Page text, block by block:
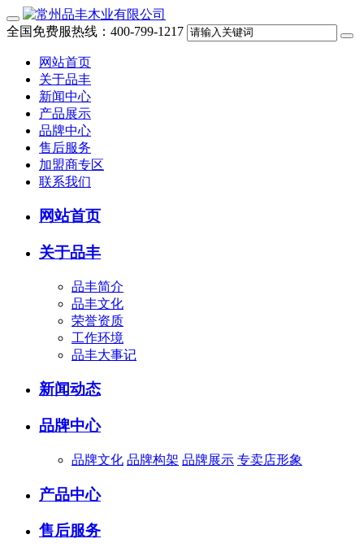
全国免费服热线：400-799-1217
网站首页
关于品丰
新闻中心
产品展示
品牌中心
售后服务
加盟商专区
联系我们
网站首页
关于品丰
品丰简介
品丰文化
荣誉资质
工作环境
品丰大事记
新闻动态
品牌中心
品牌文化 品牌构架 品牌展示 专卖店形象
产品中心
售后服务